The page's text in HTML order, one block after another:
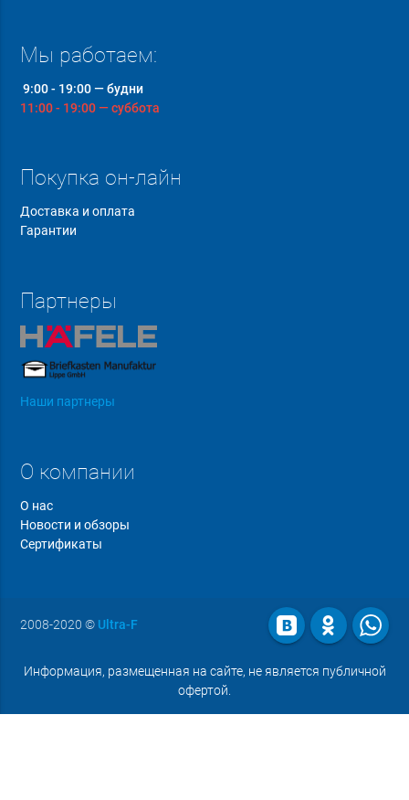
Мы работаем:
9:00 - 19:00 — будни
11:00 - 19:00 — суббота
Покупка он-лайн
Доставка и оплата
Гарантии
Партнеры
Наши партнеры
О компании
О нас
Новости и обзоры
Сертификаты
2008-2020 © Ultra-F
Информация, размещенная на сайте, не является публичной
офертой.